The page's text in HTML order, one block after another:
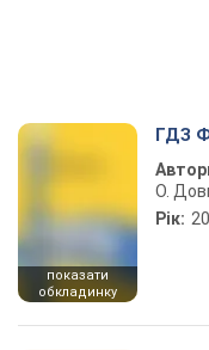
показати
обкладинку
ГДЗ
О.
Рік: